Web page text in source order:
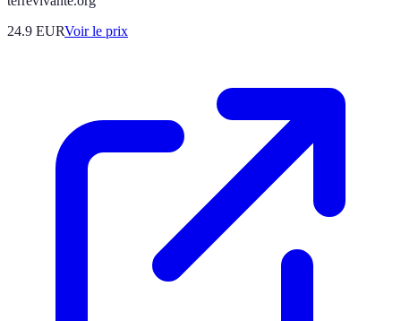
24.9 EURVoir le prix